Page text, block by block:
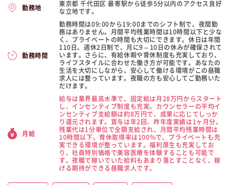
勤務地
東京都 千代田区 最寄駅から徒歩5分以内のアクセス良好
な立地です。
勤務時間
勤務時間は09:00から19:00までのシフト制で、夜間勤
務はありません。月間平均残業時間は10時間以下と少な
く、プライベートの時間も大切にできます。休日は年間
110日、週休2日制で、月に9～10日の休みが確保されて
います。さらに、有給休暇や育休制度も充実しており、
ライフスタイルに合わせた働き方が可能です。あなたの
生活を大切にしながら、安心して働ける環境がこの昼職
求人には整っています。夜職の方も安心してご勤務いた
だけます。
月給
給与は業界最高水準で、固定給は月28万円からスタート
し、インセンティブ制度も充実。カウンセラーの平均イ
ンセンティブ支給額は約8万円で、成果に応じてしっか
り還元されます。賞与は年2回、昨年度実績は1ヶ月分。
残業代は1分単位で全額支給され、月間平均残業時間は
10時間以下。育休取得率は100%で、プライベートも充
実できる環境が整っています。福利厚生も充実してお
り、社員特別価格で美容医療を体験することも可能で
す。夜職で稼いでいた給料もあまり落とすことなく、稼
げる期待ができる昼職求人です。